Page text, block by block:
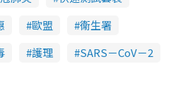
歐盟
衞生署
護理 SARS－CoV－2